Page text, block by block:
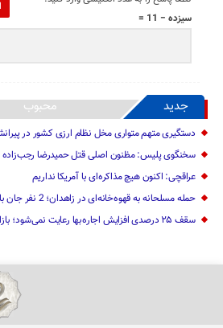
سیزده − 11 =
جدید محبوب
دستگیری متهم متواری مخل نظام ارزی کشور در
سخنگوی پلیس: مظنون اصلی قتل حمیدرضا رجب‌زاده
عراقچی: اکنون هیچ مذاکره‌ای با آمریکا نداریم
حمله مسلحانه به قهوه‌خانه‌ای در زاهدان؛ 2 نفر جان باختند
سقف ۲۵ درصدی افزایش اجاره‌بها رعایت نمی‌شود؛ بازار مسکن رها شده است